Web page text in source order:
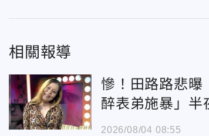
相關報導
慘！田路路悲曝
醉表弟施暴」半
落街頭
2026/08/04 08:55